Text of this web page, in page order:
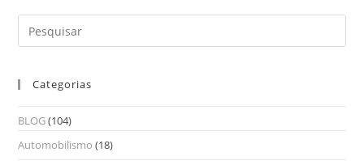
Categorias
BLOG(104)
Automobilismo (18)